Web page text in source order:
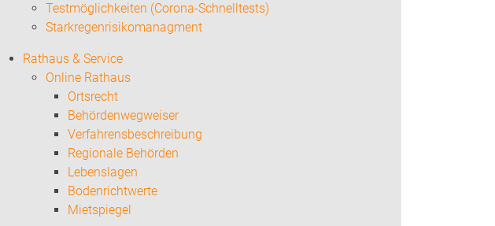
Testmöglichkeiten (Corona-Schnelltests)
Starkregenrisikomanagment
Rathaus & Service
Online Rathaus
Ortsrecht
Behördenwegweiser
Verfahrensbeschreibung
Regionale Behörden
Lebenslagen
Bodenrichtwerte
Mietspiegel